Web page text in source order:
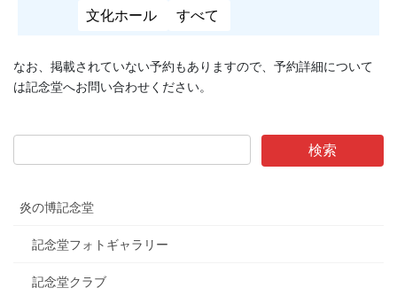
文化ホール すべて
なお、掲載されていない予約もありますので、予約詳細について
は記念堂へお問い合わせください。
炎の博記念堂
記念堂フォトギャラリー
記念堂クラブ